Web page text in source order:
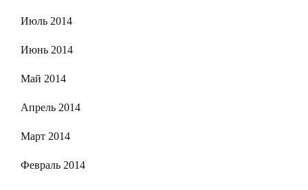
Июль 2014
Июнь 2014
Май 2014
Апрель 2014
Март 2014
Февраль 2014